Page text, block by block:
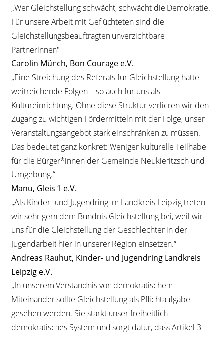
„Wer Gleichstellung schwächt, schwächt die Demokratie.
Für unsere Arbeit mit Geflüchteten sind die
Gleichstellungsbeauftragten unverzichtbare
Partnerinnen"
Carolin Münch, Bon Courage e.V.
„Eine Streichung des Referats für Gleichstellung hätte
weitreichende Folgen – so auch für uns als
Kultureinrichtung. Ohne diese Struktur verlieren wir den
Zugang zu wichtigen Fördermitteln mit der Folge, unser
Veranstaltungsangebot stark einschränken zu müssen.
Das bedeutet ganz konkret: Weniger kulturelle Teilhabe
für die Bürger*innen der Gemeinde Neukieritzsch und
Umgebung.“
Manu, Gleis 1 e.V.
„Als Kinder- und Jugendring im Landkreis Leipzig treten
wir sehr gern dem Bündnis Gleichstellung bei, weil wir
uns für die Gleichstellung der Geschlechter in der
Jugendarbeit hier in unserer Region einsetzen.“
Andreas Rauhut, Kinder- und Jugendring Landkreis
Leipzig e.V.
„In unserem Verständnis von demokratischem
Miteinander sollte Gleichstellung als Pflichtaufgabe
gesehen werden. Sie stärkt unser freiheitlich-
demokratisches System und sorgt dafür, dass Artikel 3